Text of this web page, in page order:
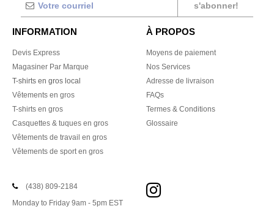
s'abonner!
INFORMATION
Devis Express
Magasiner Par Marque
T-shirts en gros local
Vêtements en gros
T-shirts en gros
Casquettes & tuques en gros
Vêtements de travail en gros
Vêtements de sport en gros
À PROPOS
Moyens de paiement
Nos Services
Adresse de livraison
FAQs
Termes & Conditions
Glossaire
(438) 809-2184
Monday to Friday 9am - 5pm EST